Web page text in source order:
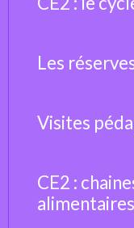
Les
Visites
CE2 :